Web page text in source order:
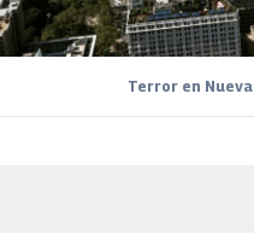
Terror en